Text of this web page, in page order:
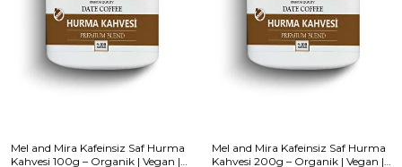
Mel and Mira Kafeinsiz Saf Hurma
Kahvesi 100g – Organik | Vegan |
Mel and Mira Kafeinsiz Saf Hurma
Kahvesi 200g – Organik | Vegan |